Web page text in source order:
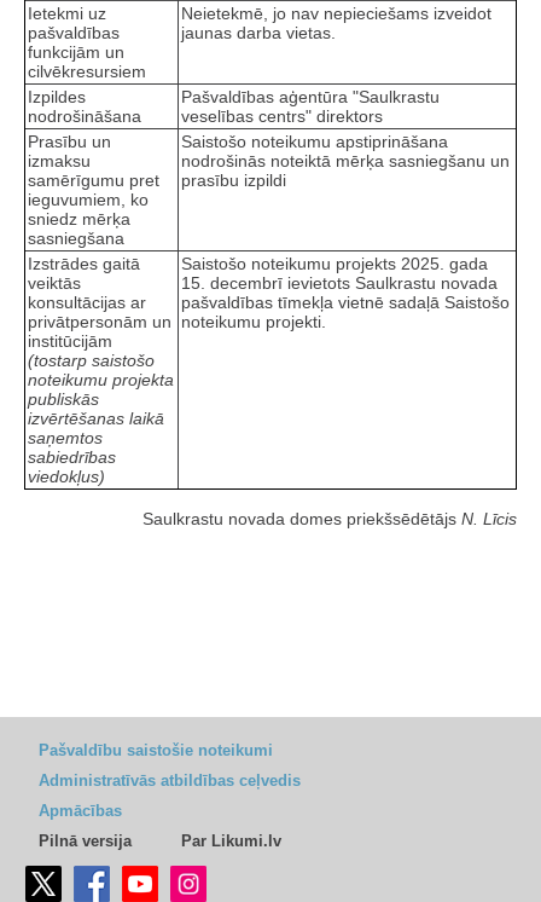
Ietekmi uz
pašvaldības
funkcijām un
cilvēkresursiem
Neietekmē, jo nav nepieciešams izveidot
jaunas darba vietas.
Izpildes
nodrošināšana
Pašvaldības aģentūra "Saulkrastu
veselības centrs" direktors
Prasību un
izmaksu
samērīgumu pret
ieguvumiem, ko
sniedz mērķa
sasniegšana
Saistošo noteikumu apstiprināšana
nodrošinās noteiktā mērķa sasniegšanu un
prasību izpildi
Izstrādes gaitā
veiktās
konsultācijas ar
privātpersonām un
institūcijām
(tostarp saistošo
noteikumu projekta
publiskās
izvērtēšanas laikā
saņemtos
sabiedrības
viedokļus)
Saistošo noteikumu projekts 2025. gada
15. decembrī ievietots Saulkrastu novada
pašvaldības tīmekļa vietnē sadaļā Saistošo
noteikumu projekti.
Saulkrastu novada domes priekšsēdētājs N. Līcis
Pašvaldību saistošie noteikumi
Administratīvās atbildības ceļvedis
Apmācības
Pilnā versija
Par Likumi.lv